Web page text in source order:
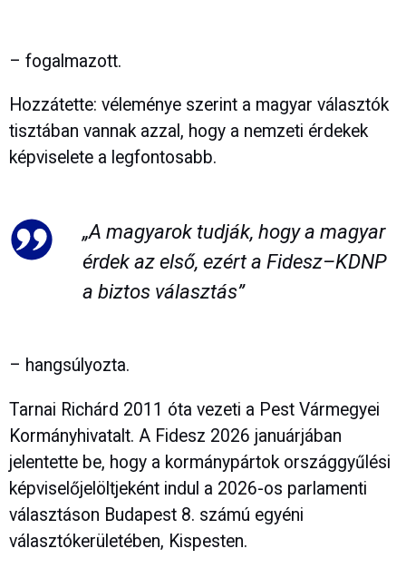
– fogalmazott.
Hozzátette: véleménye szerint a magyar választók
tisztában vannak azzal, hogy a nemzeti érdekek
képviselete a legfontosabb.
„A magyarok tudják, hogy a magyar
érdek az első, ezért a Fidesz–KDNP
a biztos választás”
– hangsúlyozta.
Tarnai Richárd 2011 óta vezeti a Pest Vármegyei
Kormányhivatalt. A Fidesz 2026 januárjában
jelentette be, hogy a kormánypártok országgyűlési
képviselőjelöltjeként indul a 2026-os parlamenti
választáson Budapest 8. számú egyéni
választókerületében, Kispesten.